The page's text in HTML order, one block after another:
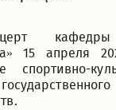
кафедры
15 апреля
спортивно-